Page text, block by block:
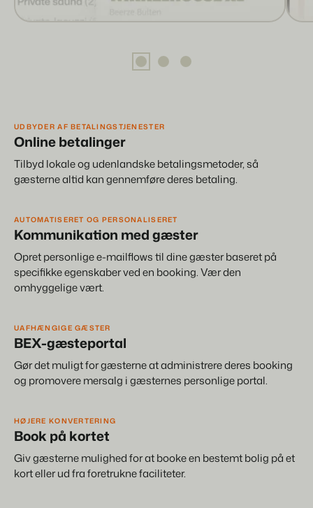
UDBYDER AF BETALINGSTJENESTER
Online betalinger
Tilbyd lokale og udenlandske betalingsmetoder, så
gæsterne altid kan gennemføre deres betaling.
AUTOMATISERET OG PERSONALISERET
Kommunikation med gæster
Opret personlige e-mailflows til dine gæster baseret på
specifikke egenskaber ved en booking. Vær den
omhyggelige vært.
UAFHÆNGIGE GÆSTER
BEX-gæsteportal
Gør det muligt for gæsterne at administrere deres booking
og promovere mersalg i gæsternes personlige portal.
HØJERE KONVERTERING
Book på kortet
Giv gæsterne mulighed for at booke en bestemt bolig på et
kort eller ud fra foretrukne faciliteter.